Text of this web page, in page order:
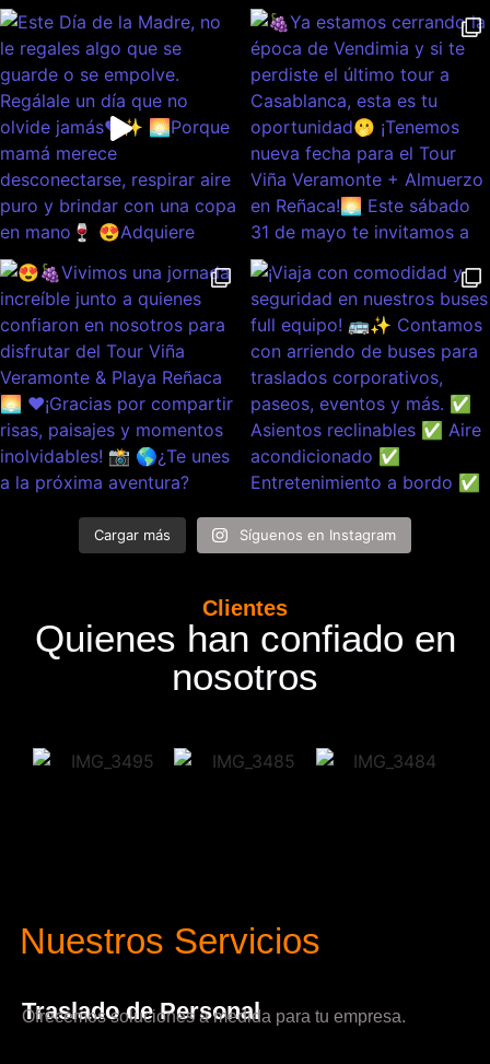
Cargar más Síguenos en Instagram
Clientes
Quienes han confiado en
nosotros
Nuestros Servicios
Traslado de Personal
Ofrecemos soluciones a medida para tu empresa.